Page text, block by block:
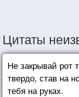
Цитаты
Не закрывай рот
твердо, став на
тебя на руках.